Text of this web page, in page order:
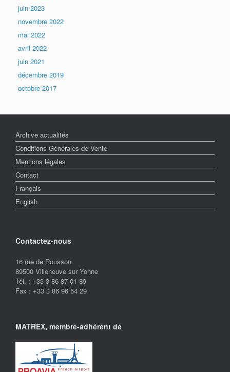
juin 2023
novembre 2022
mai 2022
avril 2022
juin 2021
décembre 2019
octobre 2017
Archive actualités
Conditions Générales de Vente
Mentions légales
Contact
Français
English
Contactez-nous
16 rue de Rousson
89500 Villeneuve sur Yonne
Tél. : +33 3 86 87 01 89
Fax : +33 3 86 96 54 29
MATREX, membre-adhérent de